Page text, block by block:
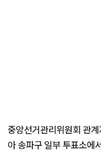
중앙선거관리위원회 관
아 송파구 일부 투표소에